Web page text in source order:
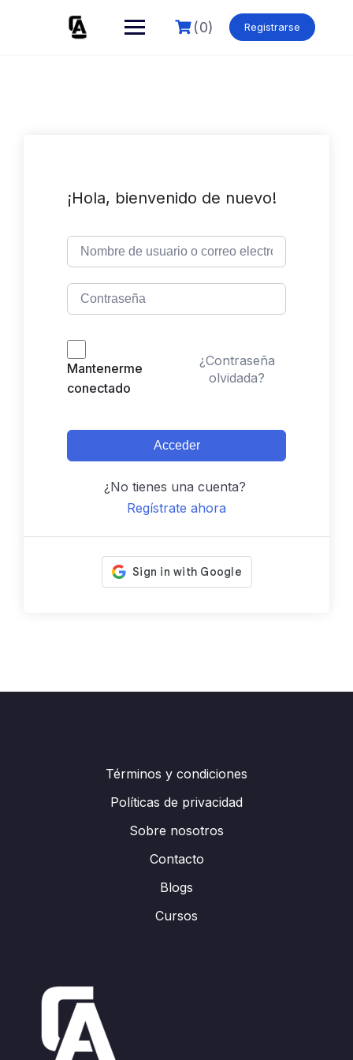
(0) Registrarse
¡Hola, bienvenido de nuevo!
Mantenerme
conectado
¿Contraseña
olvidada?
Acceder
¿No tienes una cuenta?
Regístrate ahora
Términos y condiciones
Políticas de privacidad
Sobre nosotros
Contacto
Blogs
Cursos